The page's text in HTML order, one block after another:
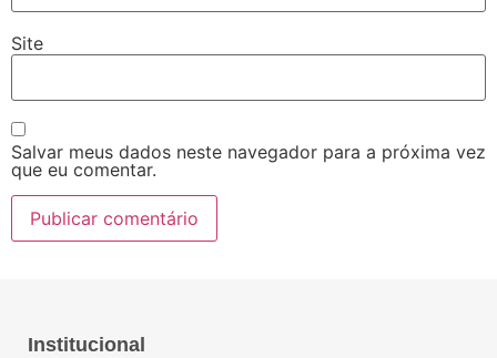
Site
Salvar meus dados neste navegador para a próxima vez
que eu comentar.
Institucional